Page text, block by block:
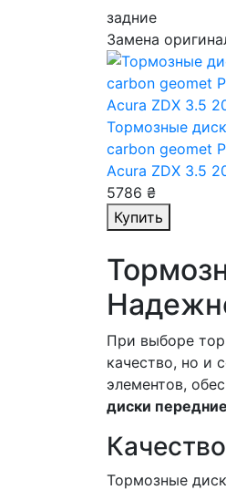
задние
Замена
Тормозные
carbon geomet
Acura ZDX 3.5
5786 ₴
Купить
При выборе
качество, но и
элементов,
диски
Тормозные